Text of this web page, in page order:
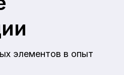
элементов в опыт